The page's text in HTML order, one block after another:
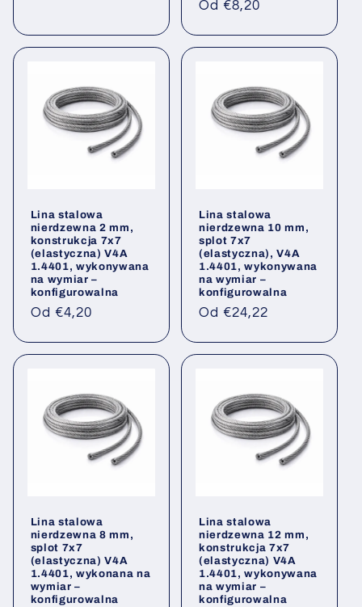
Cena
Od €8,20
Lina stalowa
nierdzewna 2 mm,
konstrukcja 7x7
(elastyczna) V4A
1.4401, wykonywana
na wymiar –
konfigurowalna
Cena
Od €4,20
Lina stalowa
nierdzewna 10 mm,
splot 7x7
(elastyczna), V4A
1.4401, wykonywana
na wymiar –
konfigurowalna
Cena
Od €24,22
Lina stalowa
nierdzewna 8 mm,
splot 7x7
(elastyczna) V4A
1.4401, wykonana na
wymiar –
konfigurowalna
Lina stalowa
nierdzewna 12 mm,
konstrukcja 7x7
(elastyczna) V4A
1.4401, wykonywana
na wymiar –
konfigurowalna